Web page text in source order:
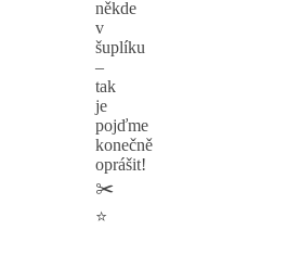
někde
v
šuplíku
–
tak
je
pojďme
konečně
oprášit!
✂️
⭐